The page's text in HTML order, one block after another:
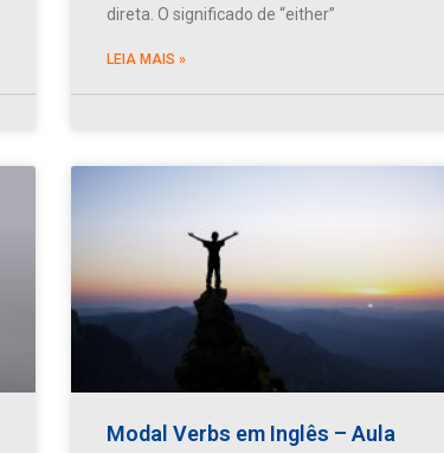
direta. O significado de “either”
LEIA MAIS »
Modal Verbs em Inglês – Aula